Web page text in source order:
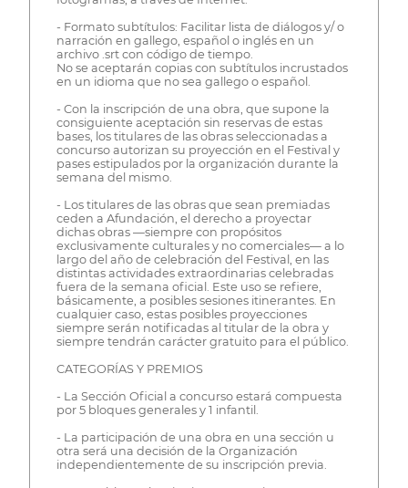
- Formato subtítulos: Facilitar lista de diálogos y/ o
narración en gallego, español o inglés en un
archivo .srt con código de tiempo.
No se aceptarán copias con subtítulos incrustados
en un idioma que no sea gallego o español.
- Con la inscripción de una obra, que supone la
consiguiente aceptación sin reservas de estas
bases, los titulares de las obras seleccionadas a
concurso autorizan su proyección en el Festival y
pases estipulados por la organización durante la
semana del mismo.
- Los titulares de las obras que sean premiadas
ceden a Afundación, el derecho a proyectar
dichas obras —siempre con propósitos
exclusivamente culturales y no comerciales— a lo
largo del año de celebración del Festival, en las
distintas actividades extraordinarias celebradas
fuera de la semana oficial. Este uso se refiere,
básicamente, a posibles sesiones itinerantes. En
cualquier caso, estas posibles proyecciones
siempre serán notificadas al titular de la obra y
siempre tendrán carácter gratuito para el público.
CATEGORÍAS Y PREMIOS
- La Sección Oficial a concurso estará compuesta
por 5 bloques generales y 1 infantil.
- La participación de una obra en una sección u
otra será una decisión de la Organización
independientemente de su inscripción previa.